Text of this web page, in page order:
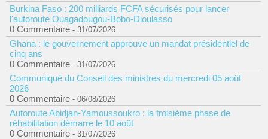
Burkina Faso : 200 milliards FCFA sécurisés pour lancer
l'autoroute Ouagadougou-Bobo-Dioulasso
0 Commentaire - 31/07/2026
Ghana : le gouvernement approuve un mandat présidentiel de
cinq ans
0 Commentaire - 31/07/2026
Communiqué du Conseil des ministres du mercredi 05 août
2026
0 Commentaire - 06/08/2026
Autoroute Abidjan-Yamoussoukro : la troisième phase de
réhabilitation démarre le 10 août
0 Commentaire - 31/07/2026